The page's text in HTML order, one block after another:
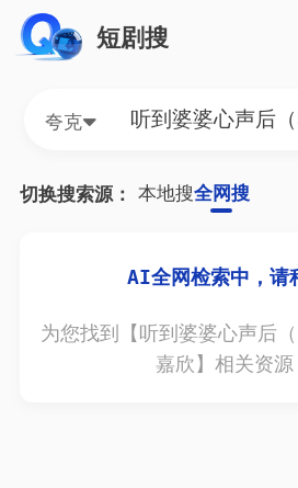
短剧搜
夸克
切换搜索源： 本地搜全网搜
为您找到【听到婆婆心声后
嘉欣】相关资源